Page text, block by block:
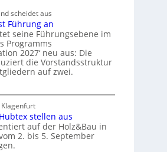
h
l
a
n
d
scheidet aus
Führung an
seine Führungsebene im
Programms
2027‘ neu aus: Die
die Vorstandsstruktur
auf zwei.
stellen aus
auf der Holz&Bau in
2. bis 5. September